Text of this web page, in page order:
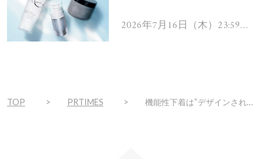
ムを13名様にプレゼン
2026年7月16日（木）23:59ま
TOP PRTIMES 機能性下着は“デザインされたLP”で売れる！全体の69％が「購入意欲が上がる」と回答